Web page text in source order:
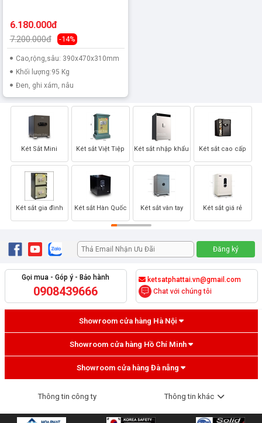
6.180.000đ
7.200.000đ -14%
Cao,rộng,sâu: 390x470x310mm
Khối lượng:95 Kg
Đen, ghi xám, nâu
Két Sắt Mini
Két sắt gia đình
Két sắt Việt Tiệp
Két sắt Hàn Quốc
Két sắt nhập khẩu
Két sắt vân tay
Két sắt cao cấp
Két sắt giá rẻ
Gọi mua - Góp ý - Bảo hành
0908439666
ketsatphattai.vn@gmail.com
Chat với chúng tôi
Showroom cửa hàng Hà Nội
Showroom cửa hàng Hồ Chí Minh
Showroom cửa hàng Đà nẵng
Thông tin công ty Thông tin khác